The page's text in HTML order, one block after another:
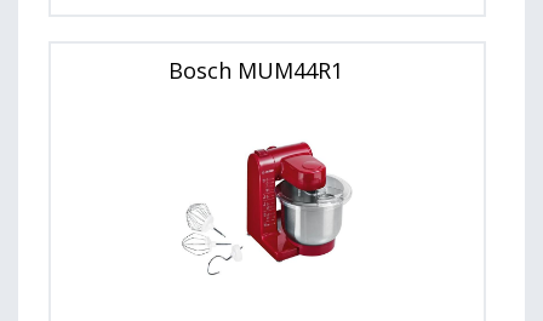
Bosch MUM44R1